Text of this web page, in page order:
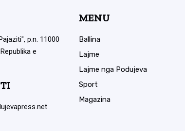
p.n. 11000
e
MENU
Ballina
Lajme
Lajme nga Podujeva
Sport
Magazina